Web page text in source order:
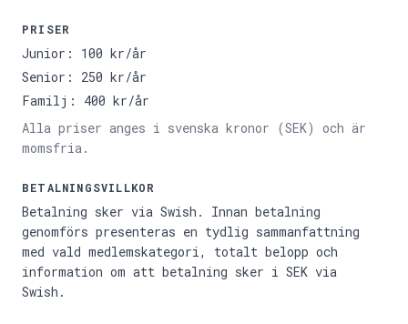
PRISER
Junior: 100 kr/år
Senior: 250 kr/år
Familj: 400 kr/år
Alla priser anges i svenska kronor (SEK) och är
momsfria.
BETALNINGSVILLKOR
Betalning sker via Swish. Innan betalning
genomförs presenteras en tydlig sammanfattning
med vald medlemskategori, totalt belopp och
information om att betalning sker i SEK via
Swish.